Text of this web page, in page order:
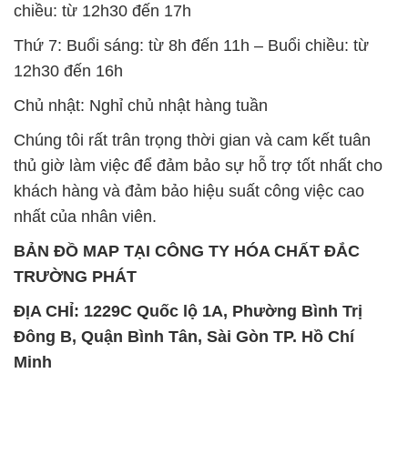
chiều: từ 12h30 đến 17h
Thứ 7: Buổi sáng: từ 8h đến 11h – Buổi chiều: từ
12h30 đến 16h
Chủ nhật: Nghỉ chủ nhật hàng tuần
Chúng tôi rất trân trọng thời gian và cam kết tuân
thủ giờ làm việc để đảm bảo sự hỗ trợ tốt nhất cho
khách hàng và đảm bảo hiệu suất công việc cao
nhất của nhân viên.
BẢN ĐỒ MAP TẠI CÔNG TY HÓA CHẤT ĐẮC
TRƯỜNG PHÁT
ĐỊA CHỈ: 1229C Quốc lộ 1A, Phường Bình Trị
Đông B, Quận Bình Tân, Sài Gòn TP. Hồ Chí
Minh